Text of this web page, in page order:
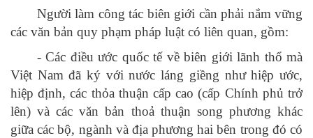
Người làm công tác biên giới cần phải nắm vững
các văn bản quy phạm pháp luật có liên quan, gồm:
- Các điều ước quốc tế về biên giới lãnh thổ mà
Việt Nam đã ký với nước láng giềng như hiệp ước,
hiệp định, các thỏa thuận cấp cao (cấp Chính phủ trở
lên) và các văn bản thoả thuận song phương khác
giữa các bộ, ngành và địa phương hai bên trong đó có